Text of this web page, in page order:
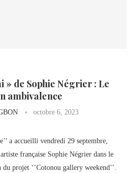
» de Sophie Négrier : Le
ambivalence
octobre 6, 2023
a accueilli vendredi 29 septembre,
française Sophie Négrier dans le
projet ‘’Cotonou gallery weekend’’.